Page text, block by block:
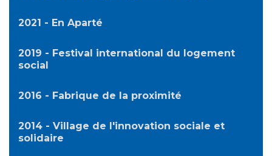
2021 - En Aparté
2019 - Festival international du logement
social
2016 - Fabrique de la proximité
2014 - Village de l'innovation sociale et
solidaire